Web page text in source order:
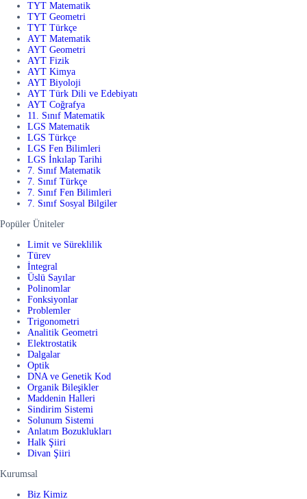
TYT Matematik
TYT Geometri
TYT Türkçe
AYT Matematik
AYT Geometri
AYT Fizik
AYT Kimya
AYT Biyoloji
AYT Türk Dili ve Edebiyatı
AYT Coğrafya
11. Sınıf Matematik
LGS Matematik
LGS Türkçe
LGS Fen Bilimleri
LGS İnkılap Tarihi
7. Sınıf Matematik
7. Sınıf Türkçe
7. Sınıf Fen Bilimleri
7. Sınıf Sosyal Bilgiler
Popüler Üniteler
Limit ve Süreklilik
Türev
İntegral
Üslü Sayılar
Polinomlar
Fonksiyonlar
Problemler
Trigonometri
Analitik Geometri
Elektrostatik
Dalgalar
Optik
DNA ve Genetik Kod
Organik Bileşikler
Maddenin Halleri
Sindirim Sistemi
Solunum Sistemi
Anlatım Bozuklukları
Halk Şiiri
Divan Şiiri
Kurumsal
Biz Kimiz